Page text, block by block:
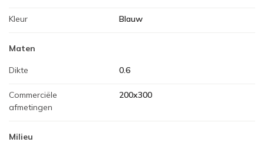
Kleur Blauw
Maten
Dikte 0.6
Commerciële
afmetingen
200x300
Milieu